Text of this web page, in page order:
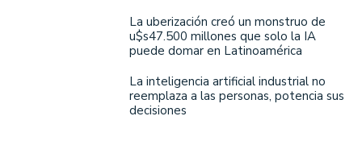
La uberización creó un monstruo de
u$s47.500 millones que solo la IA
puede domar en Latinoamérica
La inteligencia artificial industrial no
reemplaza a las personas, potencia sus
decisiones